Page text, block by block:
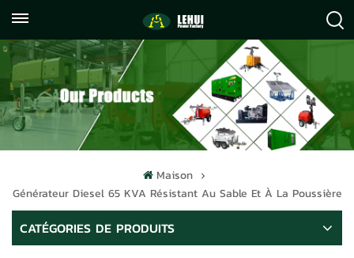
059122071372
info@lehuipowerfactory.com
Maison
Générateur Diesel 65 KVA Résistant Au Sable Et À La Poussière
CATÉGORIES DE PRODUITS